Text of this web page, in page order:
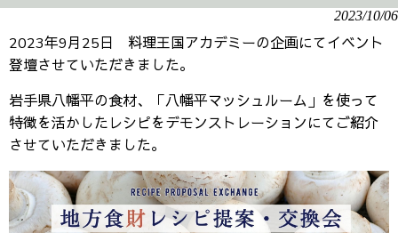
2023/10/06
2023年9月25日 料理王国アカデミーの企画にてイベント
登壇させていただきました。
岩手県八幡平の食材、「八幡平マッシュルーム」を使って
特徴を活かしたレシピをデモンストレーションにてご紹介
させていただきました。